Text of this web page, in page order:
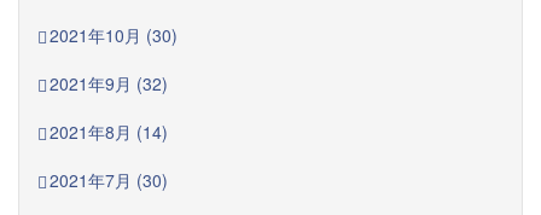
2021年10月 (30)
2021年9月 (32)
2021年8月 (14)
2021年7月 (30)